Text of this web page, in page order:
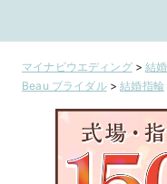
マイナビウエディング>結
Beau ブライダル>結婚指輪